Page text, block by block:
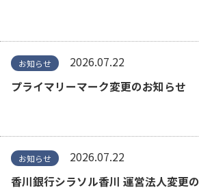
お知らせ
2026.07.22
プライマリーマーク変更のお知らせ
お知らせ
2026.07.22
香川銀行シラソル香川 運営法人変更の